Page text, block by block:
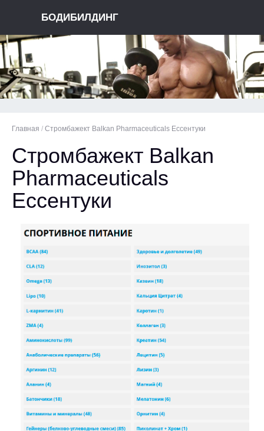
БОДИБИЛДИНГ
Главная / Стромбажект Balkan Pharmaceuticals Ессентуки
Стромбажект Balkan
Pharmaceuticals
Ессентуки